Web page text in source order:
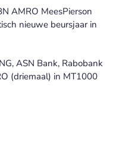
AMRO MeesPierson
nieuwe beursjaar in
ASN Bank, Rabobank
(driemaal) in MT1000